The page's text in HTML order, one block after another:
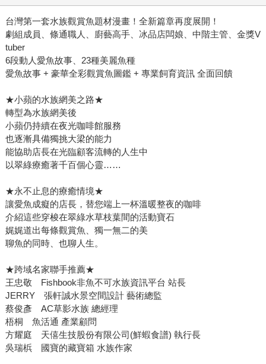
台灣第一套水族觀賞魚題材漫畫！全新篇章再度展開！
劇組成員、條通職人、廚藝高手、冰品店闆娘、中階主管、金獎V
tuber
6段動人愛魚故事、23種美麗魚種
愛魚故事 + 豪華全彩觀賞魚圖鑑 + 專業飼育資訊 全面回饋
★小蘋的水族網美之路★
轉型為水族網美後
小蘋仍持續在夜光咖啡館服務
也逐漸具備獨挑大梁的能力
能協助店長在光臨顧客流轉的人生中
以翠綠療癒著千百個心靈……
★永不止息的療癒情境★
讓愛魚成癡的店長，替您端上一杯溫暖整夜的咖啡
介紹這些穿梭在翠綠水草枝葉間的活動寶石
娓娓道出每條觀賞魚、獨一無二的美
聊魚的同時、也聊人生。
★跨域名家聯手推薦★
王忠敬 Fishbook非魚不可水族資訊平台 站長
JERRY 張軒誠水景空間設計 藝術總監
蔡俊彥 AC草影水族 總經理
梧桐 魚活通 產業顧問
方耀庭 天僖生技股份有限公司(鮮蝦食譜) 執行長
吳瑞梹 國寶的藏寶箱 水族作家